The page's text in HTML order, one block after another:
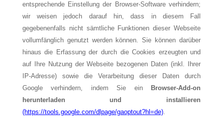
entsprechende Einstellung der Browser-Software verhindern;
wir weisen jedoch darauf hin, dass in diesem Fall
gegebenenfalls nicht sämtliche Funktionen dieser Webseite
vollumfänglich genutzt werden können. Sie können darüber
hinaus die Erfassung der durch die Cookies erzeugten und
auf Ihre Nutzung der Webseite bezogenen Daten (inkl. Ihrer
IP-Adresse) sowie die Verarbeitung dieser Daten durch
Google verhindern, indem Sie ein
Browser-Add-on
herunterladen und installieren
(https://tools.google.com/dlpage/gaoptout?hl=de).